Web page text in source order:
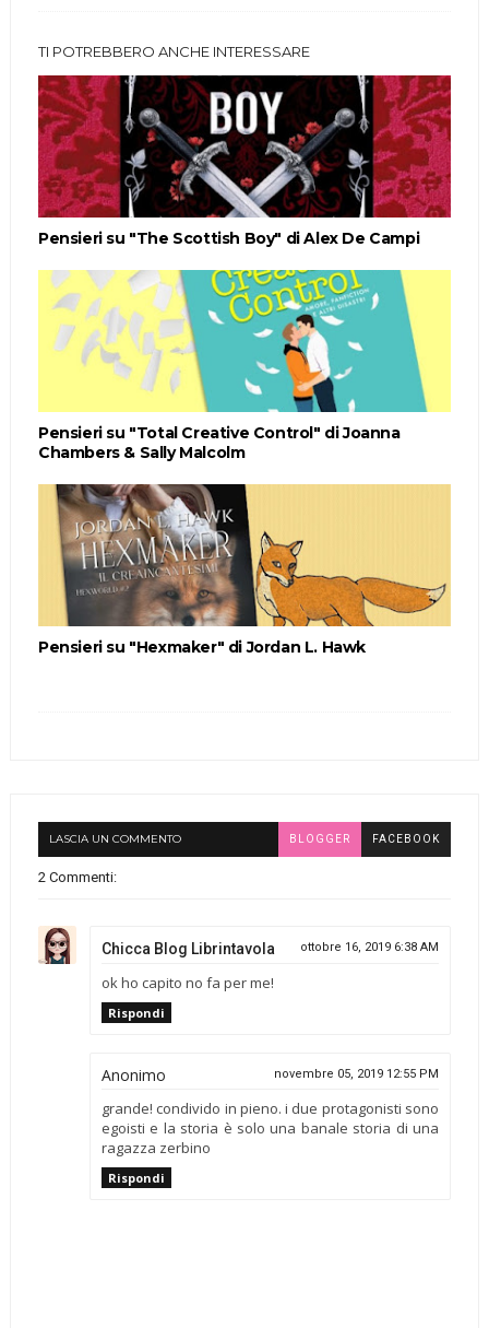
TI POTREBBERO ANCHE INTERESSARE
Pensieri su "The Scottish Boy" di Alex De Campi
Pensieri su "Total Creative Control" di Joanna
Chambers & Sally Malcolm
Pensieri su "Hexmaker" di Jordan L. Hawk
LASCIA UN COMMENTO BLOGGER FACEBOOK
2 Commenti:
Chicca Blog Librintavola ottobre 16, 2019 6:38 AM
ok ho capito no fa per me!
Rispondi
Anonimo novembre 05, 2019 12:55 PM
grande! condivido in pieno. i due protagonisti sono
egoisti e la storia è solo una banale storia di una
ragazza zerbino
Rispondi